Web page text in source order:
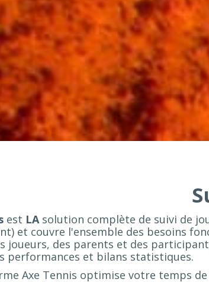
est LAsolution complète de suivi de
et couvre l'ensemble des besoins
joueurs, des parents et des
performances et bilans statistiques.
Axe Tennis optimise votre temps